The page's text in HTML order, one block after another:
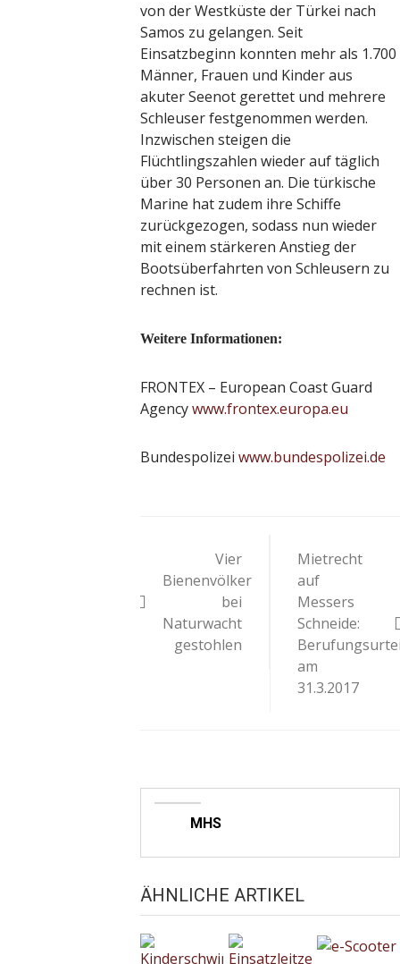
von der Westküste der Türkei nach
Samos zu gelangen. Seit
Einsatzbeginn konnten mehr als 1.700
Männer, Frauen und Kinder aus
akuter Seenot gerettet und mehrere
Schleuser festgenommen werden.
Inzwischen steigen die
Flüchtlingszahlen wieder auf täglich
über 30 Personen an. Die türkische
Marine hat zudem ihre Schiffe
zurückgezogen, sodass nun wieder
mit einem stärkeren Anstieg der
Bootsüberfahrten von Schleusern zu
rechnen ist.
Weitere Informationen:
FRONTEX – European Coast Guard
Agencywww.frontex.europa.eu
Bundespolizei www.bundespolizei.de
Vier
Bienenvölker
bei
Naturwacht
gestohlen
Mietrecht
auf
Messers
Schneide:
am
31.3.2017
MHS
ÄHNLICHE ARTIKEL